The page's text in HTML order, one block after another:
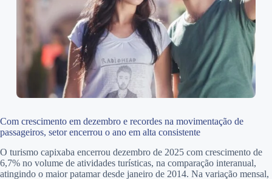
Com crescimento em dezembro e recordes na movimentação de
passageiros, setor encerrou o ano em alta consistente
O turismo capixaba encerrou dezembro de 2025 com crescimento de
6,7% no volume de atividades turísticas, na comparação interanual,
atingindo o maior patamar desde janeiro de 2014. Na variação mensal,